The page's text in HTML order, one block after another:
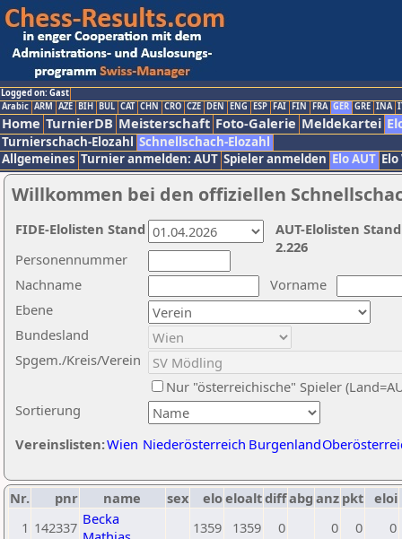
Logged on: Gast
Arabic ARM AZE BIH BUL CAT CHN CRO CZE DEN ENG ESP FAI FIN FRA GER GRE INA
Home TurnierDB Meisterschaft Foto-Galerie Meldekartei
Turnierschach-Elozahl Schnellschach-Elozahl
Allgemeines Turnier anmelden: AUT Spieler anmelden Elo AUT
Willkommen bei den offiziellen
Nachname
Vorname
Ebene
Sortierung
Personennummer
Bundesland
Spgem./Kreis/Verein
Nur "österreichische" Spieler
Vereinslisten:Wien Niederösterreich Burgenland
AUT-Elolisten
2.226
FIDE-Elolisten Stand
Nr. pnr name sex eloeloaltdiffabg anz pkt eloi
1 142337 Becka
1359 1359 0 0 0 0